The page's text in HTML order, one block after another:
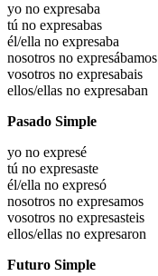
yo no expresaba
tú no expresabas
él/ella no expresaba
nosotros no expresábamos
vosotros no expresabais
ellos/ellas no expresaban
Pasado Simple
yo no expresé
tú no expresaste
él/ella no expresó
nosotros no expresamos
vosotros no expresasteis
ellos/ellas no expresaron
Futuro Simple